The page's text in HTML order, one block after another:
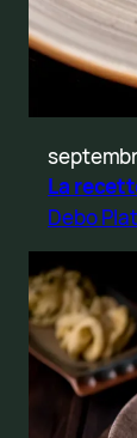
La
Debo